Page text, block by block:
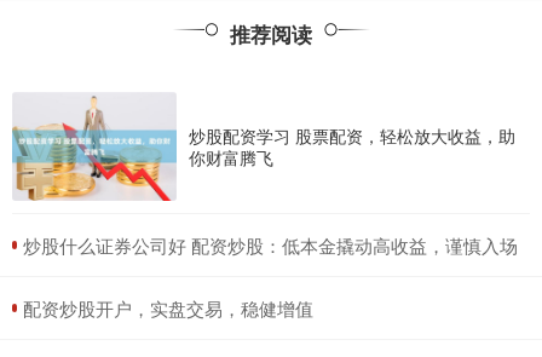
推荐阅读
炒股配资学习 股票配资，轻松放大收益，助
你财富腾飞
​炒股什么证券公司好 配资炒股：低本金撬动高收益，谨慎入场
​配资炒股开户，实盘交易，稳健增值